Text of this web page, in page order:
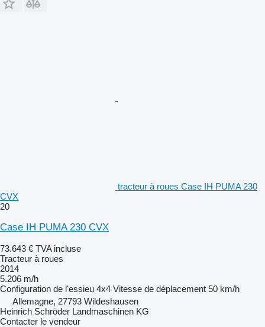
tracteur à roues Case IH PUMA 230
CVX
20
Case IH PUMA 230 CVX
73.643 € TVA incluse
Tracteur à roues
2014
5.206 m/h
Configuration de l'essieu 4x4 Vitesse de déplacement 50 km/h
Allemagne, 27793 Wildeshausen
Heinrich Schröder Landmaschinen KG
Contacter le vendeur